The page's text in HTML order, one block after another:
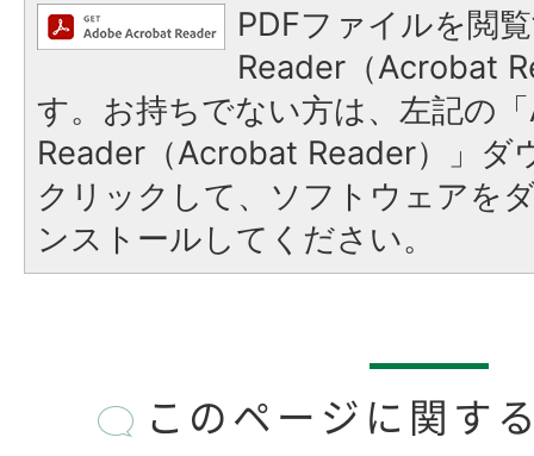
PDFファイルを閲
Reader（Acrobat
す。お持ちでない方は、左記の
Reader（Acrobat Reader）」ダ
クリックして、ソフトウェアを
ンストールしてください。
このページに関す